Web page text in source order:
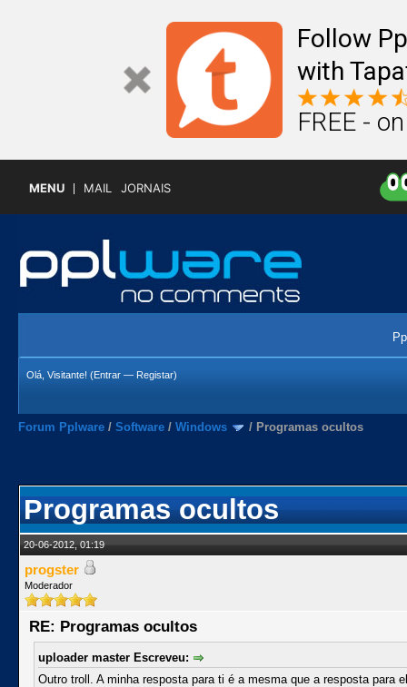
Follow
with
FREE -
MENU MAIL JORNAIS
Olá, Visitante! (Entrar — Registar)
Forum Pplware / Software / Windows / Programas ocultos
Programas ocultos
20-06-2012, 01:19
progster
Moderador
RE: Programas ocultos
uploader master Escreveu:
Outro troll. A minha resposta para ti é a mesma que a resposta